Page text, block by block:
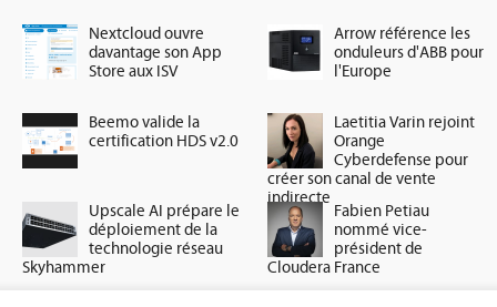
Nextcloud ouvre
davantage son App
Store aux ISV
Arrow référence les
onduleurs d'ABB pour
l'Europe
Beemo valide la
certification HDS v2.0
Laetitia Varin rejoint
Orange
Cyberdefense pour
créer son canal de vente
indirecte
Upscale AI prépare le
déploiement de la
technologie réseau
Skyhammer
Fabien Petiau
nommé vice-
président de
Cloudera France